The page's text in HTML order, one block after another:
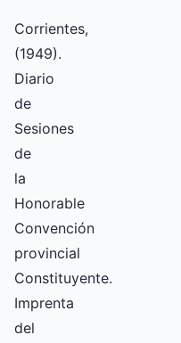
Corrientes,
(1949).
Diario
de
Sesiones
de
la
Honorable
Convención
provincial
Constituyente.
Imprenta
del